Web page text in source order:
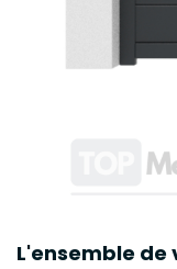
L'ensemble